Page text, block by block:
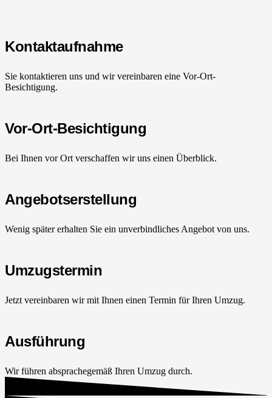
Kontaktaufnahme
Sie kontaktieren uns und wir vereinbaren eine Vor-Ort-
Besichtigung.
Vor-Ort-Besichtigung
Bei Ihnen vor Ort verschaffen wir uns einen Überblick.
Angebotserstellung
Wenig später erhalten Sie ein unverbindliches Angebot von uns.
Umzugstermin
Jetzt vereinbaren wir mit Ihnen einen Termin für Ihren Umzug.
Ausführung
Wir führen absprachegemäß Ihren Umzug durch.